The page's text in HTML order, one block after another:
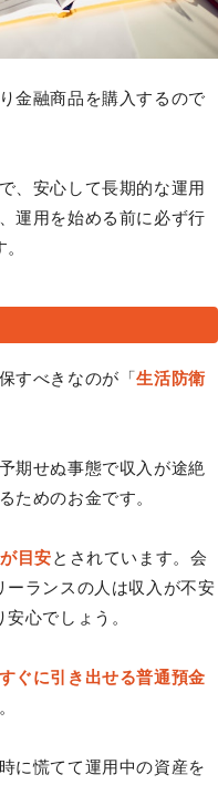
金融商品を購入するので
、安心して長期的な運用
運用を始める前に必ず行
すべきなのが「生活防衛
期せぬ事態で収入が途絶
ためのお金です。
目安とされています。会
ランスの人は収入が不安
心でしょう。
すぐに引き出せる普通預金
に慌てて運用中の資産を